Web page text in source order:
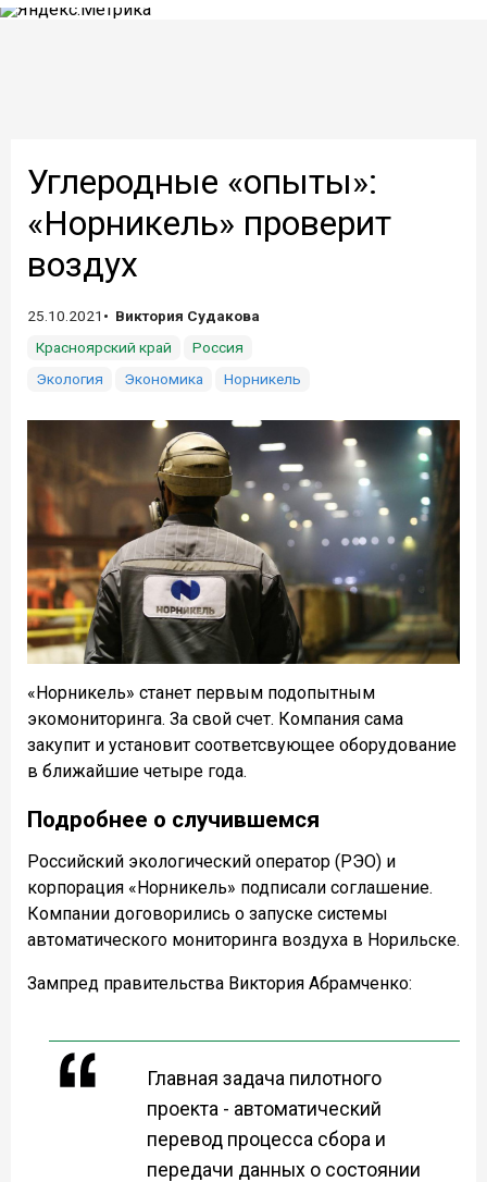
Углеродные «опыты»:
«Норникель» проверит
воздух
25.10.2021
Виктория Судакова
Красноярский край
Россия
Экология
Экономика Норникель
«Норникель» станет первым подопытным
экомониторинга. За свой счет. Компания сама
закупит и установит соответсвующее оборудование
в ближайшие четыре года.
Подробнее о случившемся
Российский экологический оператор (РЭО) и
корпорация «Норникель» подписали соглашение.
Компании договорились о запуске системы
автоматического мониторинга воздуха в Норильске.
Зампред правительства Виктория Абрамченко:
Главная задача пилотного
проекта - автоматический
перевод процесса сбора и
передачи данных о состоянии